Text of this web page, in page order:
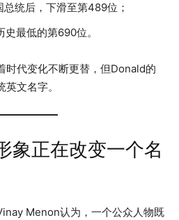
总统后，下滑至第489位；
史最低的第690位。
时代变化不断更替，但Donald的
文名字。
象正在改变一个名
Menon认为，一个公众人物既